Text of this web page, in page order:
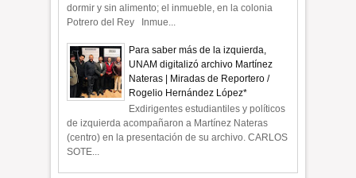
dormir y sin alimento; el inmueble, en la colonia
Potrero del Rey Inmue...
Para saber más de la izquierda,
UNAM digitalizó archivo Martínez
Nateras | Miradas de Reportero /
Rogelio Hernández López*
Exdirigentes estudiantiles y políticos
de izquierda acompañaron a Martínez Nateras
(centro) en la presentación de su archivo. CARLOS
SOTE...